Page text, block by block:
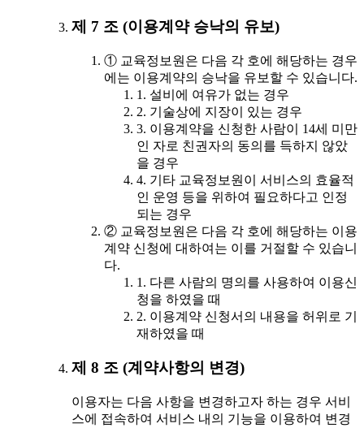
제 7 조 (이용계약 승낙의 유보)
① 교육정보원은 다음 각 호에 해당하는 경우
에는 이용계약의 승낙을 유보할 수 있습니다.
1. 설비에 여유가 없는 경우
2. 기술상에 지장이 있는 경우
3. 이용계약을 신청한 사람이 14세 미만
인 자로 친권자의 동의를 득하지 않았
을 경우
4. 기타 교육정보원이 서비스의 효율적
인 운영 등을 위하여 필요하다고 인정
되는 경우
② 교육정보원은 다음 각 호에 해당하는 이용
계약 신청에 대하여는 이를 거절할 수 있습니
다.
1. 다른 사람의 명의를 사용하여 이용신
청을 하였을 때
2. 이용계약 신청서의 내용을 허위로 기
재하였을 때
제 8 조 (계약사항의 변경)
이용자는 다음 사항을 변경하고자 하는 경우 서비
스에 접속하여 서비스 내의 기능을 이용하여 변경